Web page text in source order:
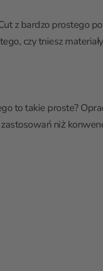
z bardzo prostego
czy tniesz
to takie proste?
niż